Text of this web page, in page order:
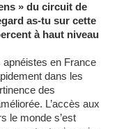
» du circuit de
as-tu sur cette
à haut niveau
en France
dans les
des
L’accès aux
le monde s’est